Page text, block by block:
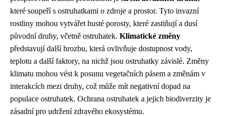
které soupeří s ostruhatkami o zdroje a prostor. Tyto invazní
rostliny mohou vytvářet husté porosty, které zastiňují a dusí
původní druhy, včetně ostruhatek. Klimatické změny
představují další hrozbu, která ovlivňuje dostupnost vody,
teplotu a další faktory, na nichž jsou ostruhatky závislé. Změny
klimatu mohou vést k posunu vegetačních pásem a změnám v
interakcích mezi druhy, což může mít negativní dopad na
populace ostruhatek. Ochrana ostruhatek a jejich biodiverzity je
zásadní pro udržení zdravého ekosystému.